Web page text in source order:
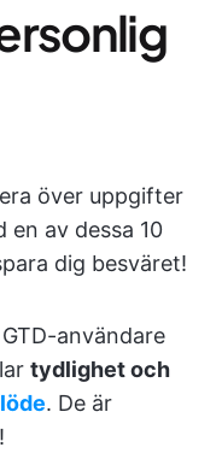
över uppgifter
en av dessa 10
dig besväret!
användare
tydlighet och
. De är